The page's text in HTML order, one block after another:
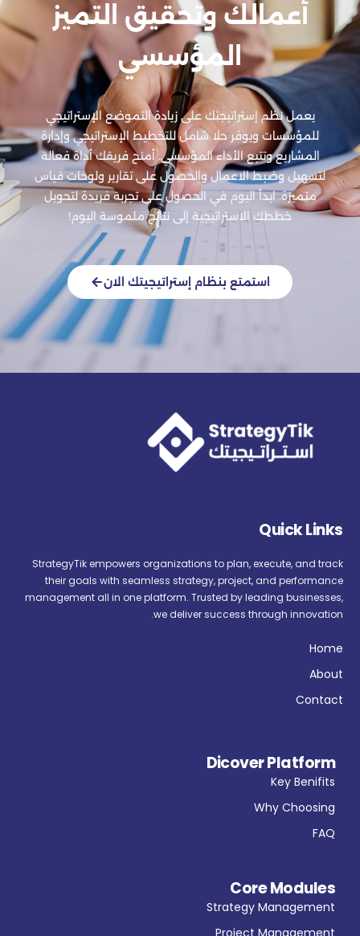
أعمالك وتحقيق التميز
المؤسسي
يعمل نظم إستراتيجتك على زيادة التموضع الإستراتيجي
للمؤسسات ويوفر حلا شامل للتخطيط الإستراتيجي وإدارة
المشاريع وتتبع الأداء المؤسسي. أمنح فريقك أداة فعالة
لتسهيل وضبط الاعمال والحصول على تقارير ولوحات قياس
متميزة. ابدأ اليوم في الحصول على تجربة فريدة لتحويل
خططك الاستراتيجية إلى نتائج ملموسة اليوم!
استمتع بنظام إستراتيجيتك الان
Quick Links
StrategyTik empowers organizations to plan, execute, and track
their goals with seamless strategy, project, and performance
management all in one platform. Trusted by leading businesses,
we deliver success through innovation.
Home
About
Contact
Dicover Platform
Key Benifits
Why Choosing
FAQ
Core Modules
Strategy Management
Project Management